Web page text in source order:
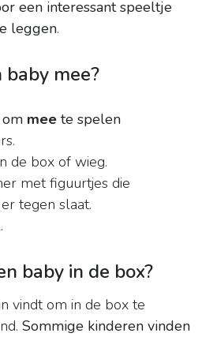
een interessant speeltje
leggen.
mee?
mee te spelen
de box of wieg.
met figuurtjes die
tegen slaat.
baby in de box?
vindt om in de box te
Sommige kinderen vinden